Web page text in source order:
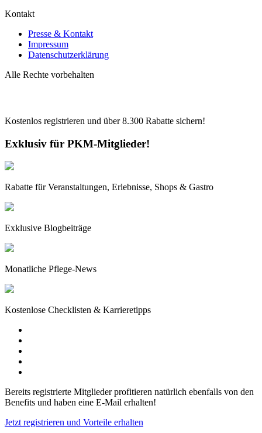
Kontakt
Presse & Kontakt
Impressum
Datenschutzerklärung
Alle Rechte vorbehalten
Kostenlos registrieren und über8.300 Rabatte sichern!
Exklusiv für PKM-Mitglieder!
Rabatte für Veranstaltungen, Erlebnisse, Shops & Gastro
Exklusive Blogbeiträge
Monatliche Pflege-News
Kostenlose Checklisten & Karrieretipps
Bereits registrierte Mitglieder profitieren natürlich ebenfalls von den
Benefits und haben eine E-Mail erhalten!
Jetzt registrieren und Vorteile erhalten